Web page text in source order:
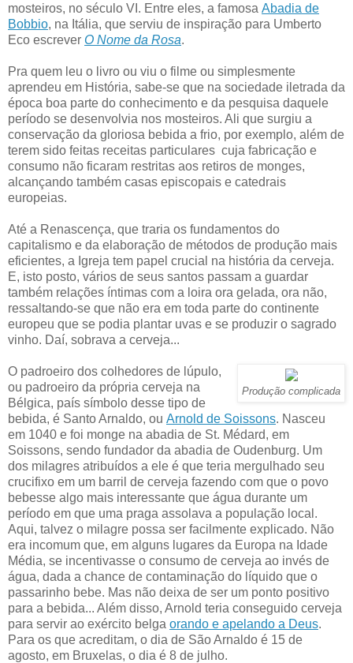
mosteiros, no século VI. Entre eles, a famosa Abadia de
Bobbio, na Itália, que serviu de inspiração para Umberto
Eco escrever O Nome da Rosa.
Pra quem leu o livro ou viu o filme ou simplesmente
aprendeu em História, sabe-se que na sociedade iletrada da
época boa parte do conhecimento e da pesquisa daquele
período se desenvolvia nos mosteiros. Ali que surgiu a
conservação da gloriosa bebida a frio, por exemplo, além de
terem sido feitas receitas particulares cuja fabricação e
consumo não ficaram restritas aos retiros de monges,
alcançando também casas episcopais e catedrais
europeias.
Até a Renascença, que traria os fundamentos do
capitalismo e da elaboração de métodos de produção mais
eficientes, a Igreja tem papel crucial na história da cerveja.
E, isto posto, vários de seus santos passam a guardar
também relações íntimas com a loira ora gelada, ora não,
ressaltando-se que não era em toda parte do continente
europeu que se podia plantar uvas e se produzir o sagrado
vinho. Daí, sobrava a cerveja...
Produção complicada
O padroeiro dos colhedores de lúpulo,
ou padroeiro da própria cerveja na
Bélgica, país símbolo desse tipo de
bebida, é Santo Arnaldo, ou Arnold de Soissons. Nasceu
em 1040 e foi monge na abadia de St. Médard, em
Soissons, sendo fundador da abadia de Oudenburg. Um
dos milagres atribuídos a ele é que teria mergulhado seu
crucifixo em um barril de cerveja fazendo com que o povo
bebesse algo mais interessante que água durante um
período em que uma praga assolava a população local.
Aqui, talvez o milagre possa ser facilmente explicado. Não
era incomum que, em alguns lugares da Europa na Idade
Média, se incentivasse o consumo de cerveja ao invés de
água, dada a chance de contaminação do líquido que o
passarinho bebe. Mas não deixa de ser um ponto positivo
para a bebida... Além disso, Arnold teria conseguido cerveja
para servir ao exército belga orando e apelando a Deus.
Para os que acreditam, o dia de São Arnaldo é 15 de
agosto, em Bruxelas, o dia é 8 de julho.